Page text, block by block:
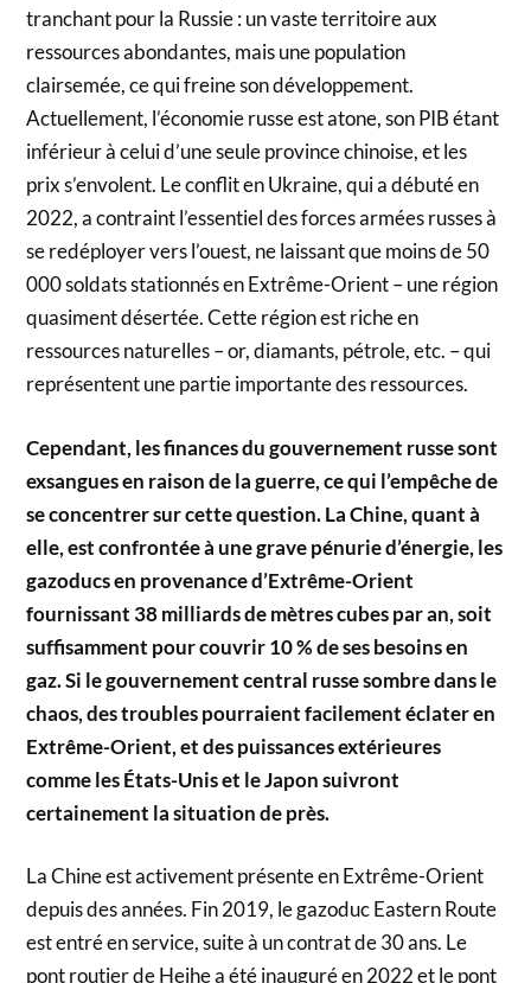
tranchant pour la Russie : un vaste territoire aux
ressources abondantes, mais une population
clairsemée, ce qui freine son développement.
Actuellement, l’économie russe est atone, son PIB étant
inférieur à celui d’une seule province chinoise, et les
prix s’envolent. Le conflit en Ukraine, qui a débuté en
2022, a contraint l’essentiel des forces armées russes à
se redéployer vers l’ouest, ne laissant que moins de 50
000 soldats stationnés en Extrême-Orient – ​​une région
quasiment désertée. Cette région est riche en
ressources naturelles – or, diamants, pétrole, etc. – qui
représentent une partie importante des ressources.
Cependant, les finances du gouvernement russe sont
exsangues en raison de la guerre, ce qui l’empêche de
se concentrer sur cette question. La Chine, quant à
elle, est confrontée à une grave pénurie d’énergie, les
gazoducs en provenance d’Extrême-Orient
fournissant 38 milliards de mètres cubes par an, soit
suffisamment pour couvrir 10 % de ses besoins en
gaz. Si le gouvernement central russe sombre dans le
chaos, des troubles pourraient facilement éclater en
Extrême-Orient, et des puissances extérieures
comme les États-Unis et le Japon suivront
certainement la situation de près.
La Chine est activement présente en Extrême-Orient
depuis des années. Fin 2019, le gazoduc Eastern Route
est entré en service, suite à un contrat de 30 ans. Le
pont routier de Heihe a été inauguré en 2022 et le pont